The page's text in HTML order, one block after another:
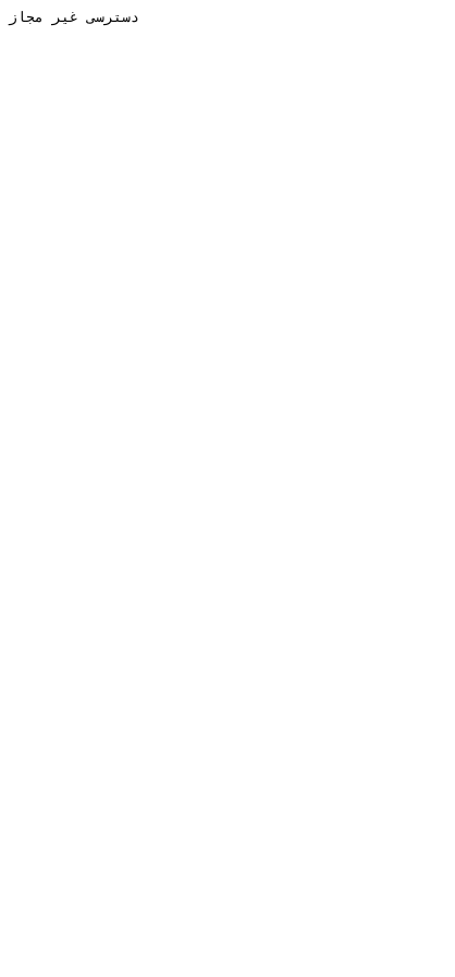
دسترسی غیر مجاز